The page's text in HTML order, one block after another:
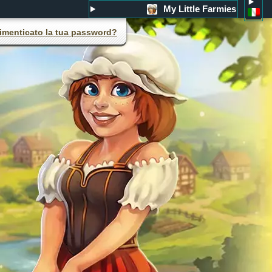
My Little Farmies
la tua password?